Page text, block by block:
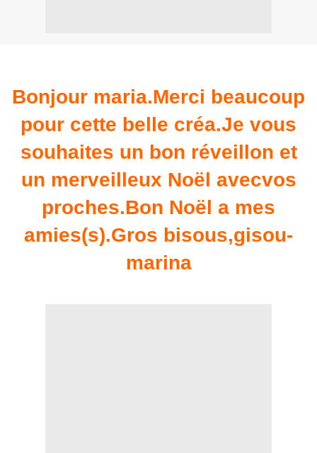
Bonjour maria.Merci beaucoup
pour cette belle créa.Je vous
souhaites un bon réveillon et
un merveilleux Noël avecvos
proches.Bon Noël a mes
amies(s).Gros bisous,gisou-
marina